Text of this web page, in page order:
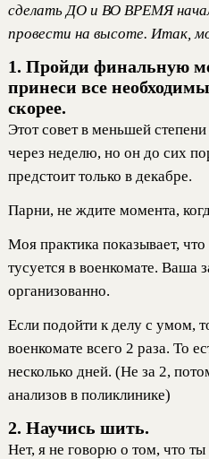
сделать ДО и ВО ВРЕМЯ
провести на высоте. Итак,
1. Пройди финальную
принеси все
скорее.
Этот совет в меньшей
через неделю, но он до сих
предстоит только в декабре.
Парни, не ждите момента,
Моя практика показывает,
тусуется в военкомате. Ваша
организованно.
Если подойти к делу с умом,
военкомате всего 2 раза. То
несколько дней. (Не за 2,
анализов в поликлинике)
2. Научись шить.
Нет, я не говорю о том, что